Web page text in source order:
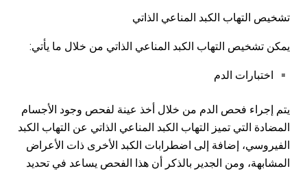
تشخيص التهاب الكبد المناعي الذاتي
يمكن تشخيص التهاب الكبد المناعي الذاتي من خلال ما يأتي:
اختبارات الدم
يتم إجراء فحص الدم من خلال أخذ عينة لفحص وجود الأجسام
المضادة التي تميز التهاب الكبد المناعي الذاتي عن التهاب الكبد
الفيروسي، إضافة إلى اضطرابات الكبد الأخرى ذات الأعراض
المشابهة، ومن الجدير بالذكر أن هذا الفحص يساعد في تحديد